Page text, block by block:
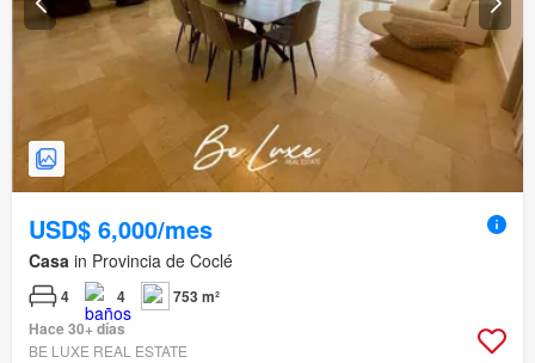
USD$ 6,000/mes
Casa in Provincia de Coclé
4 4
753 m²
Hace 30+ días
BE LUXE REAL ESTATE